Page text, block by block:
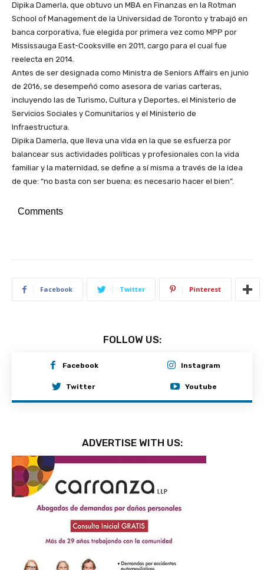
Dipika Damerla, que obtuvo un MBA en Finanzas en la Rotman
School of Management de la Universidad de Toronto y trabajó en
banca corporativa, fue elegida por primera vez como MPP por
Mississauga East-Cooksville en 2011, cargo para el cual fue
reelecta en 2014.
Antes de ser designada como Ministra de Seniors Affairs en junio
de 2016, se desempeñó como asesora de varias carteras,
incluyendo las de Turismo, Cultura y Deportes, el Ministerio de
Servicios Sociales y Comunitarios y el Ministerio de
Infraestructura.
Dipika Damerla, que lleva una vida en la que se esfuerza por
balancear sus actividades políticas y profesionales con la vida
familiar y la maternidad, se define a sí misma a través de la idea
de que: “no basta con ser buena; es necesario hacer el bien”.
Comments
Facebook Twitter Pinterest
FOLLOW US:
Facebook Instagram
Twitter Youtube
ADVERTISE WITH US: